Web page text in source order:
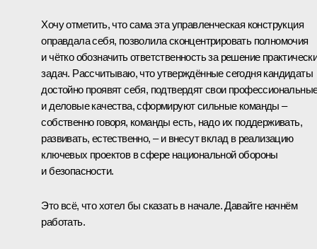
Хочу отметить, что сама эта управленческая конструкция
оправдала себя, позволила сконцентрировать полномочия
и чётко обозначить ответственность за решение
задач. Рассчитываю, что утверждённые сегодня кандидаты
достойно проявят себя, подтвердят свои
и деловые качества, сформируют сильные команды –
собственно говоря, команды есть, надо их поддерживать,
развивать, естественно, – и внесут вклад в реализацию
ключевых проектов в сфере национальной обороны
и безопасности.
Это всё, что хотел бы сказать в начале. Давайте начнём
работать.